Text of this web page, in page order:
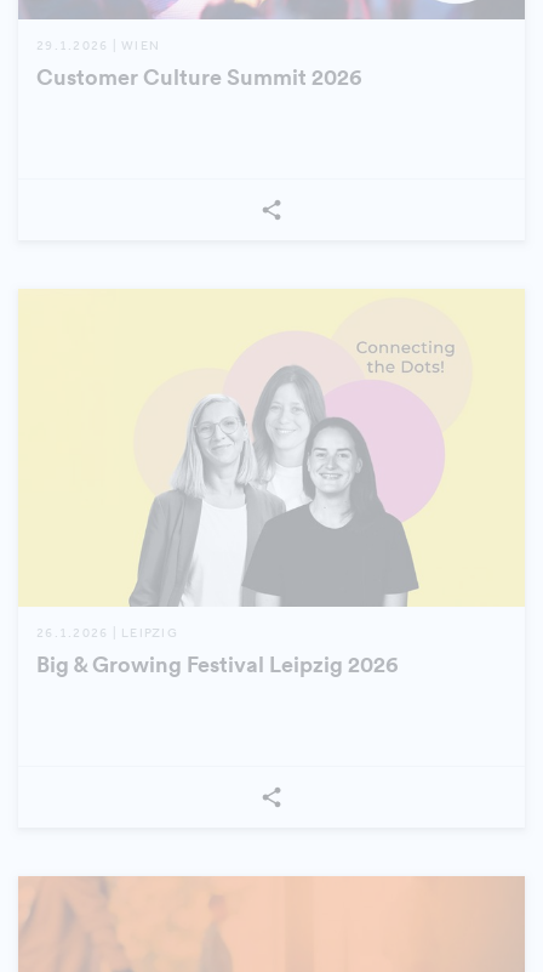
29.1.2026 | WIEN
Customer Culture Summit 2026
26.1.2026 | LEIPZIG
Big & Growing Festival Leipzig 2026